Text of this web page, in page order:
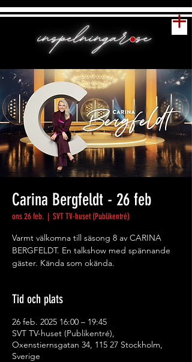
Carina Bergfeldt - 26 feb
ons 26 feb.
  |
SVT TV-huset (Publikentré)
Varmt välkomna till säsong 8 av CARINA
BERGFELDT. En talkshow med spännande
gäster. Kända som okända.
Tid och plats
26 feb. 2025 16:00 – 19:45
SVT TV-huset (Publikentré),
Oxenstiernsgatan 34, 115 27 Stockholm,
Sverige